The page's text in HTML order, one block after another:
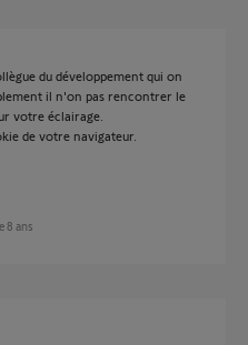
du développement qui on
il n'on pas rencontrer le
votre éclairage.
de votre navigateur.
8 ans